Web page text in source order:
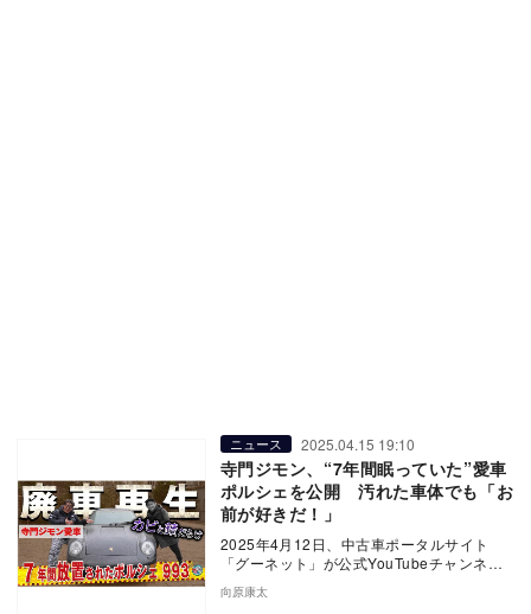
ニュース 2025.04.15 19:10
寺門ジモン、“7年間眠っていた”愛車
ポルシェを公開 汚れた車体でも「お
前が好きだ！」
2025年4月12日、中古車ポータルサイト
「グーネット」が公式YouTubeチャンネル
井戸…
向原康太